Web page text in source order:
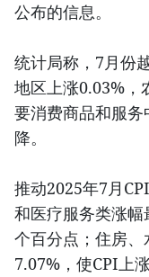
公布的信息。
统计局称，7月份
地区上涨0.03%，
要消费商品和服
降。
推动2025年7月
和医疗服务类涨
个百分点；住房
7.07%，使CPI上